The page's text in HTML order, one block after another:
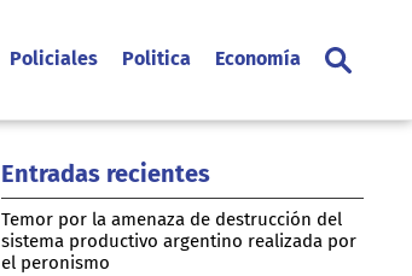
Policiales Politica Economía
Entradas recientes
Temor por la amenaza de destrucción del
sistema productivo argentino realizada por
el peronismo